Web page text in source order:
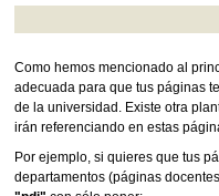
Como hemos mencionado al
adecuada para que tus páginas
de la universidad. Existe otra
irán referenciando en estas
Por ejemplo, si quieres que tus
departamentos (páginas